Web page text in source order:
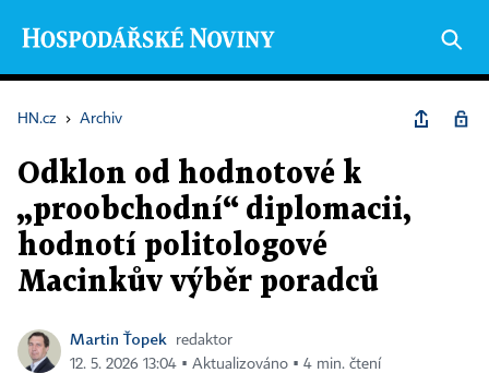
HN.cz › Archiv
Odklon od hodnotové k
„proobchodní“ diplomacii,
hodnotí politologové
Macinkův výběr poradců
Martin Ťopek
redaktor
12. 5. 2026 13:04 ▪ Aktualizováno ▪ 4 min. čtení